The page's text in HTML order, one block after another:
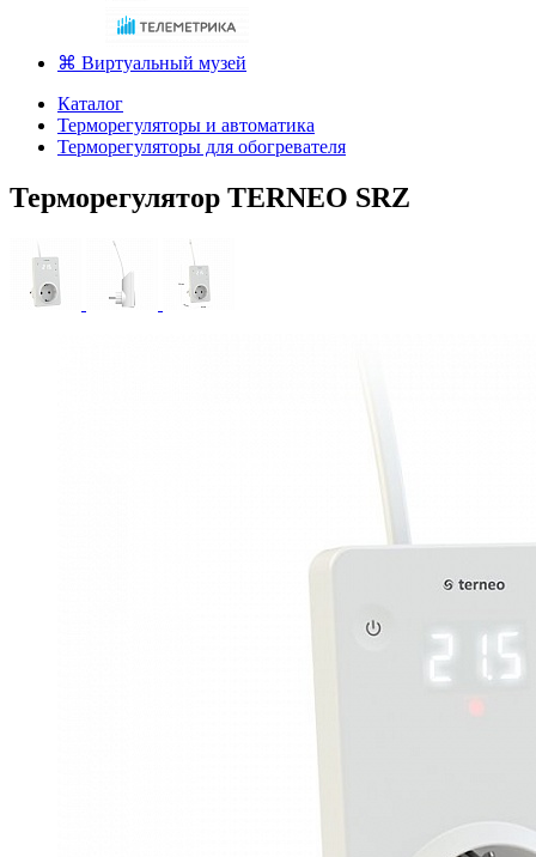
⌘ Виртуальный музей
Каталог
Терморегуляторы и автоматика
Терморегуляторы для обогревателя
Терморегулятор TERNEO SRZ